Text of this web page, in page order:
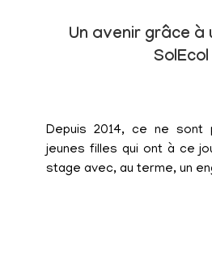
Un avenir grâce à
SolEcol
Depuis 2014, ce ne sont
jeunes filles qui ont à ce
stage avec, au terme, un